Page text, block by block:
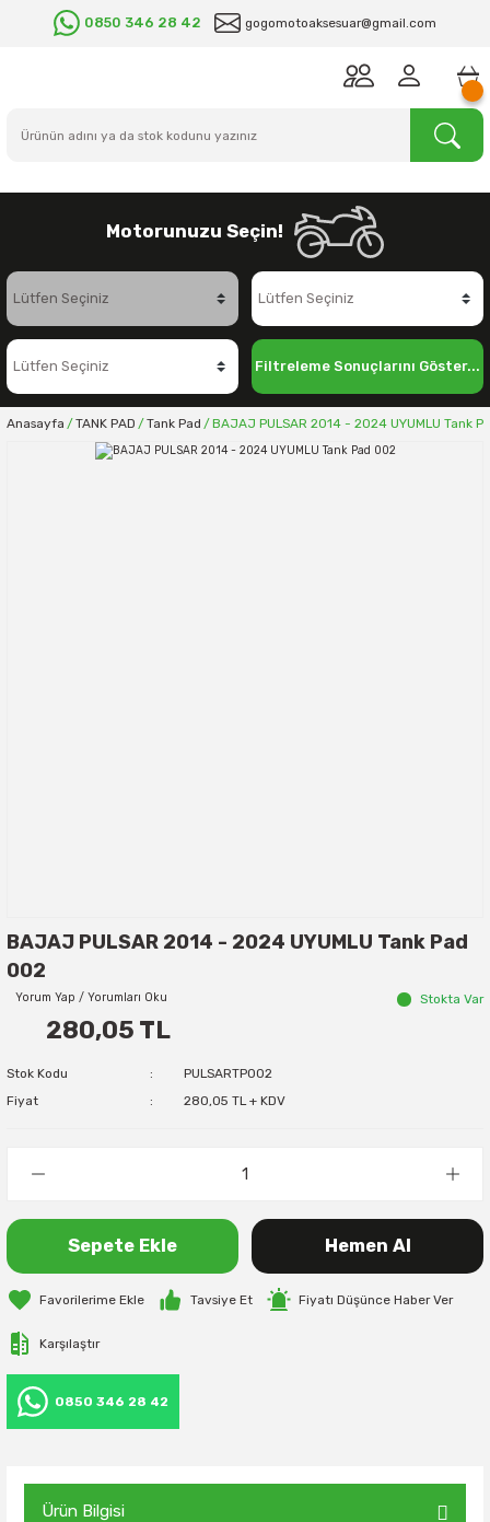
0850 346 28 42 gogomotoaksesuar@gmail.com
Motorunuzu Seçin!
Filtreleme Sonuçlarını Göster...
Anasayfa TANK PAD Tank Pad BAJAJ PULSAR 2014 - 2024 UYUMLU Tank
BAJAJ PULSAR 2014 - 2024 UYUMLU Tank Pad
002
Yorum Yap / Yorumları Oku Stokta Var
280,05 TL
Stok Kodu
PULSARTP002
Fiyat
280,05 TL + KDV
Sepete Ekle Hemen Al
Tavsiye Et Fiyatı Düşünce Haber Ver
Karşılaştır
0850 346 28 42
Ürün Bilgisi